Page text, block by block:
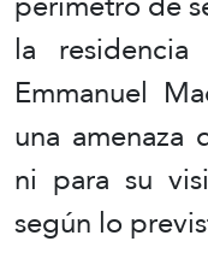
la
Emmanuel
una
ni para su
según lo